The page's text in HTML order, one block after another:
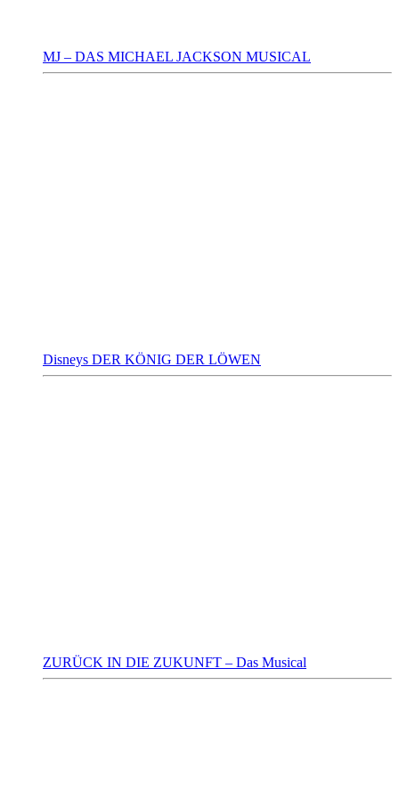
MJ – DAS MICHAEL JACKSON MUSICAL
Disneys DER KÖNIG DER LÖWEN
ZURÜCK IN DIE ZUKUNFT – Das Musical